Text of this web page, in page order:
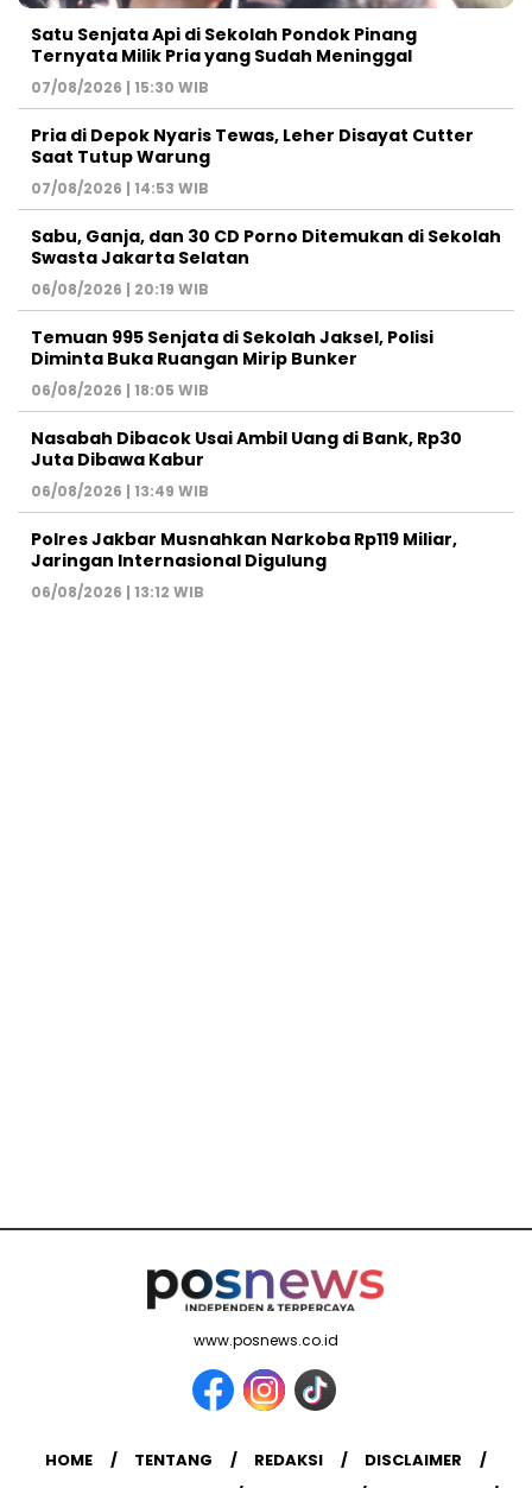
Satu Senjata Api di Sekolah Pondok Pinang
Ternyata Milik Pria yang Sudah Meninggal
07/08/2026 | 15:30 WIB
Pria di Depok Nyaris Tewas, Leher Disayat Cutter
Saat Tutup Warung
07/08/2026 | 14:53 WIB
Sabu, Ganja, dan 30 CD Porno Ditemukan di Sekolah
Swasta Jakarta Selatan
06/08/2026 | 20:19 WIB
Temuan 995 Senjata di Sekolah Jaksel, Polisi
Diminta Buka Ruangan Mirip Bunker
06/08/2026 | 18:05 WIB
Nasabah Dibacok Usai Ambil Uang di Bank, Rp30
Juta Dibawa Kabur
06/08/2026 | 13:49 WIB
Polres Jakbar Musnahkan Narkoba Rp119 Miliar,
Jaringan Internasional Digulung
06/08/2026 | 13:12 WIB
www.posnews.co.id
HOME TENTANG REDAKSI
DISCLAIMER